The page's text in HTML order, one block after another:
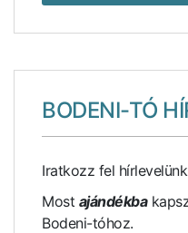
BODENI-TÓ
Iratkozz fel
Most ajándékba
Bodeni-tóhoz.